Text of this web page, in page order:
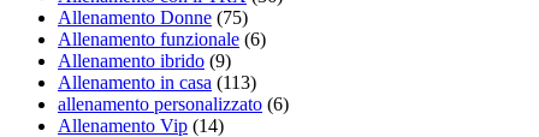
Allenamento Donne (75)
Allenamento funzionale (6)
Allenamento ibrido (9)
Allenamento in casa (113)
allenamento personalizzato (6)
Allenamento Vip (14)